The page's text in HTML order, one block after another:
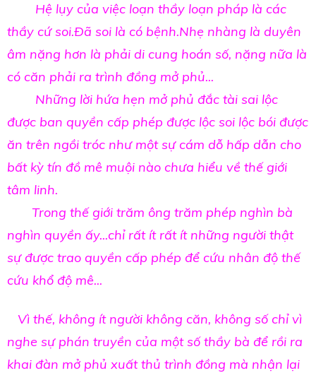
Hệ lụy của việc loạn thầy loạn pháp là các
thầy cứ soi.Đã soi là có bệnh.Nhẹ nhàng là duyên
âm nặng hơn là phải di cung hoán số, nặng nữa là
có căn phải ra trình đồng mở phủ...
Những lời hứa hẹn mở phủ đắc tài sai lộc
được ban quyền cấp phép được lộc soi lộc bói được
ăn trên ngồi tróc như một sự cám dỗ hấp dẫn cho
bất kỳ tín đồ mê muội nào chưa hiểu về thế giới
tâm linh.
Trong thế giới trăm ông trăm phép nghìn bà
nghìn quyền ấy...chỉ rất ít rất ít những người thật
sự được trao quyền cấp phép để cứu nhân độ thế
cứu khổ độ mê...
Vì thế, không ít người không căn, không số chỉ vì
nghe sự phán truyền của một số thầy bà để rồi ra
khai đàn mở phủ xuất thủ trình đồng mà nhận lại